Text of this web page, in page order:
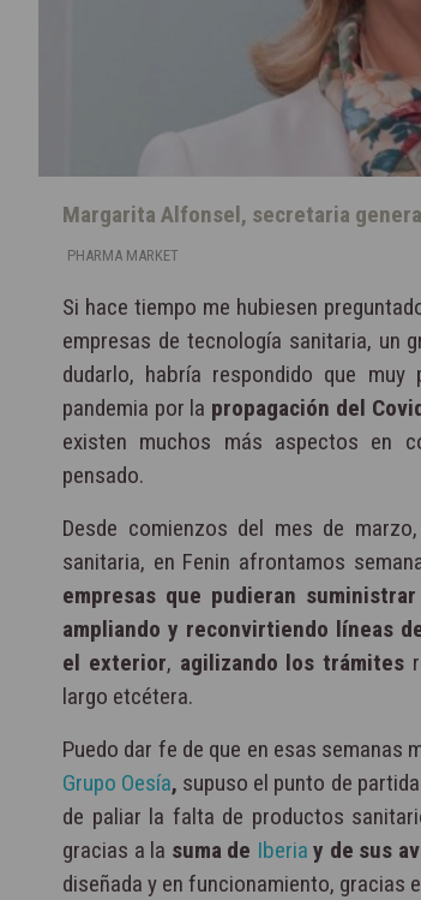
Margarita Alfonsel, secretaria
PHARMA MARKET
Si hace tiempo me hubiesen
empresas de tecnología sanitaria, un
dudarlo, habría respondido que
pandemia por la propagación del
existen muchos más aspectos en
pensado.
Desde comienzos del mes de
sanitaria, en Fenin afrontamos
empresas que pudieran
ampliando y reconvirtiendo líneas
el exterior, agilizando los trámites
largo etcétera.
Puedo dar fe de que en esas semanas
Grupo Oesía, supuso el punto de
de paliar la falta de productos
gracias a la suma de Iberia y de sus
diseñada y en funcionamiento, gracias